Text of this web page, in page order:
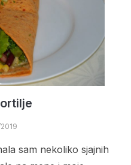
sam nekoliko sjajnih